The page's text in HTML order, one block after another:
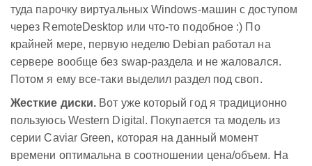
туда парочку виртуальных Windows-машин с доступом
через RemoteDesktop или что-то подобное :) По
крайней мере, первую неделю Debian работал на
сервере вообще без swap-раздела и не жаловался.
Потом я ему все-таки выделил раздел под своп.
Жесткие диски. Вот уже который год я традиционно
пользуюсь Western Digital. Покупается та модель из
серии Caviar Green, которая на данный момент
времени оптимальна в соотношении цена/объем. На